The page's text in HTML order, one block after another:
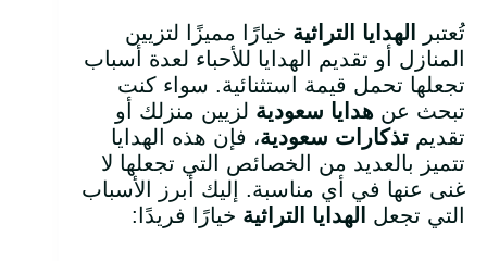
تُعتبر الهدايا التراثية خيارًا مميزًا لتزيين
المنازل أو تقديم الهدايا للأحباء لعدة أسباب
تجعلها تحمل قيمة استثنائية. سواء كنت
تبحث عن هدايا سعودية لزيين منزلك أو
تقديم تذكارات سعودية، فإن هذه الهدايا
تتميز بالعديد من الخصائص التي تجعلها لا
غنى عنها في أي مناسبة. إليك أبرز الأسباب
التي تجعل
الهدايا التراثية خيارًا فريدًا: